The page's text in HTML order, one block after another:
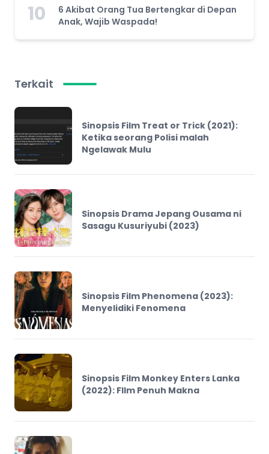
10
6 Akibat Orang Tua Bertengkar di Depan
Anak, Wajib Waspada!
Terkait
Sinopsis Film Treat or Trick (2021):
Ketika seorang Polisi malah
Ngelawak Mulu
Sinopsis Drama Jepang Ousama ni
Sasagu Kusuriyubi (2023)
Sinopsis Film Phenomena (2023):
Menyelidiki Fenomena
Sinopsis Film Monkey Enters Lanka
(2022): FIlm Penuh Makna